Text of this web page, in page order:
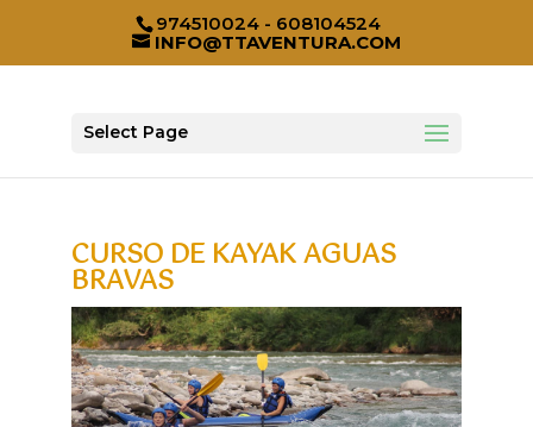
974510024 - 608104524
INFO@TTAVENTURA.COM
Select Page
CURSO DE KAYAK AGUAS
BRAVAS